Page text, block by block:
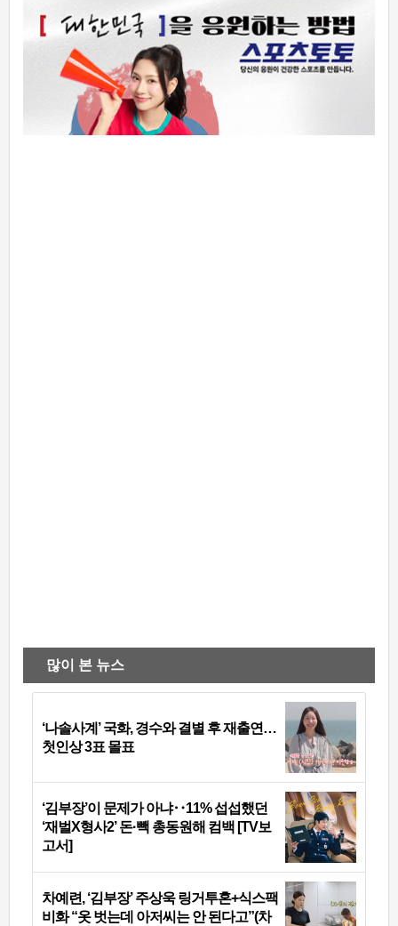
많이 본 뉴스
‘나솔사계’ 국화, 경수와 결별 후 재출연…
첫인상 3표 몰표
‘김부장’이 문제가 아냐‥11% 섭섭했던
‘재벌X형사2’ 돈·빽 총동원해 컴백 [TV보
고서]
차예련, ‘김부장’ 주상욱 링거투혼+식스팩
비화 “옷 벗는데 아저씨는 안 된다고”(차